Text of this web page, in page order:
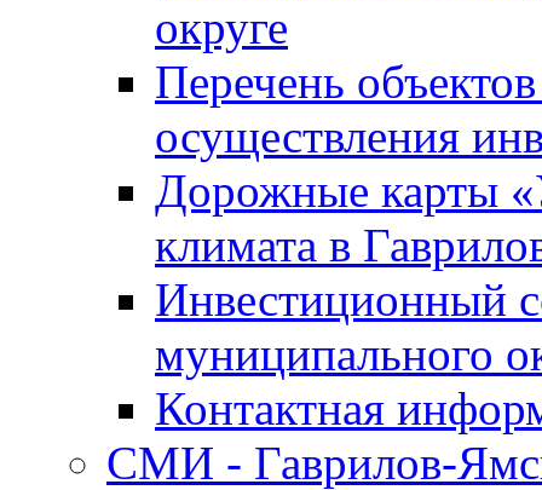
округе
Перечень
осуществления
Дорожные карты
климата в
Инвестиционный
муниципального
Контактная
СМИ - Гаврилов-